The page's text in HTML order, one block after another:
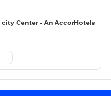
Center - An AccorHotels